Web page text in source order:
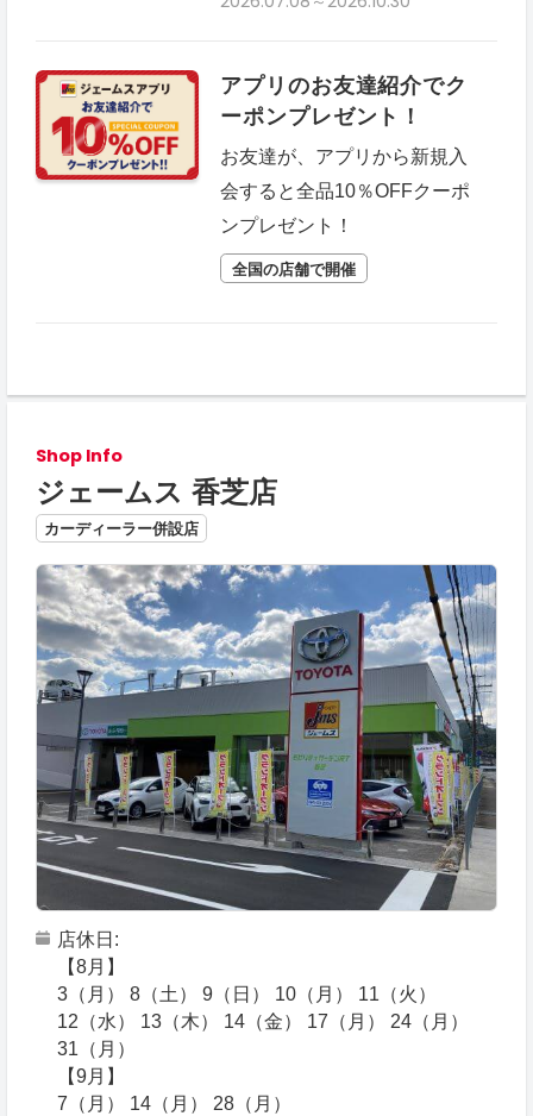
アプリのお友達紹介でク
ーポンプレゼント！
お友達が、アプリから新規入
会すると全品10％OFFクーポ
ンプレゼント！
全国の店舗で開催
Shop Info
ジェームス 香芝店
カーディーラー併設店
店休日
【8月】
3（月） 8（土） 9（日） 10（月） 11（火）
12（水） 13（木） 14（金） 17（月） 24（月）
31（月）
【9月】
7（月） 14（月） 28（月）